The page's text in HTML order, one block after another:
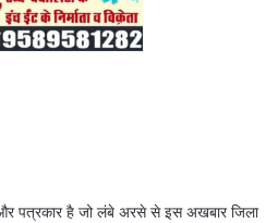
और पत्रकार है जो लंबे अरसे से इस अखबार जिला